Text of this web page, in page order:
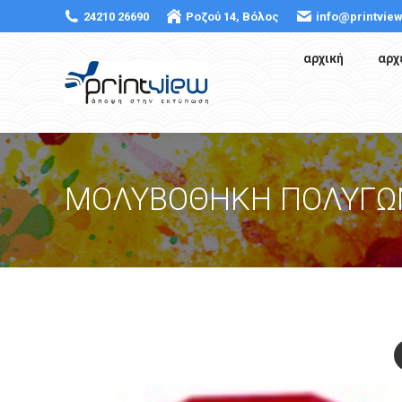
24210 26690 Ροζού 14, Βόλος
αρχική
ΜΟΛΥΒΟΘΗΚΗ